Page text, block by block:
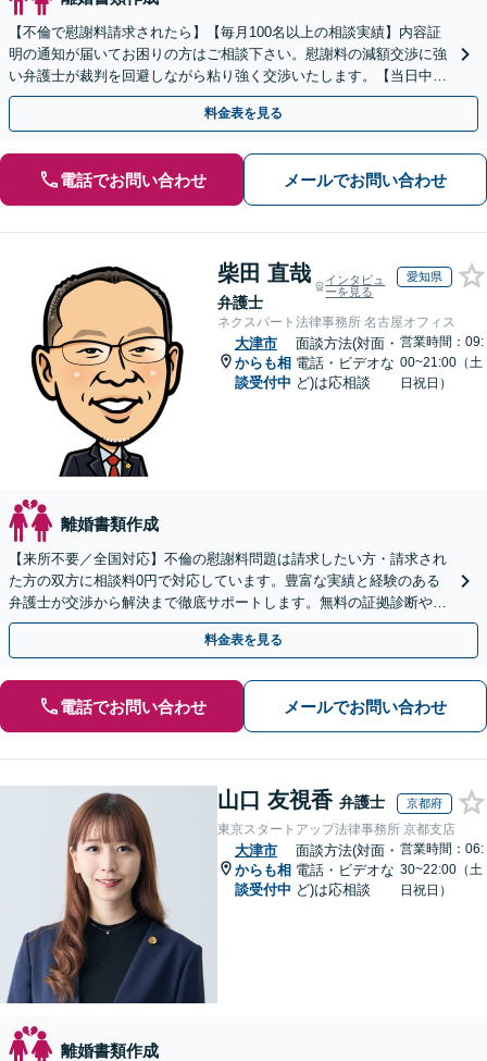
【不倫で慰謝料請求されたら】【毎月100名以上の相談実績】内容証
明の通知が届いてお困りの方はご相談下さい。慰謝料の減額交渉に強
い弁護士が裁判を回避しながら粘り強く交渉いたします。【当日中の
相談可(予約制)】【滋賀県全域対応】
料金表を見る
電話でお問い合わせ メールでお問い合わせ
柴田 直哉
弁護士
インタビュ
ーを見る
愛知県
ネクスパート法律事務所 名古屋オフィス
大津市
からも相
談受付中
面談方法(対面・
電話・ビデオな
ど)は応相談
営業時間：09:
00~21:00（土
日祝日）
離婚書類作成
【来所不要／全国対応】不倫の慰謝料問題は請求したい方・請求され
た方の双方に相談料0円で対応しています。豊富な実績と経験のある
弁護士が交渉から解決まで徹底サポートします。無料の証拠診断や着
手金の返還保証もありますので安心してご相談ください。
料金表を見る
電話でお問い合わせ メールでお問い合わせ
山口 友視香 弁護士 京都府
東京スタートアップ法律事務所 京都支店
大津市
からも相
談受付中
面談方法(対面・
電話・ビデオな
ど)は応相談
営業時間：06:
30~22:00（土
日祝日）
離婚書類作成